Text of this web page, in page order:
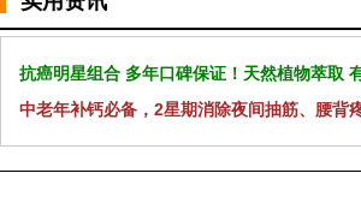
抗癌明星组合 多年口碑保证！天然植物萃取
中老年补钙必备，2星期消除夜间抽筋、腰背